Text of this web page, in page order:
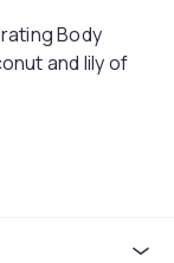
Body
and lily of